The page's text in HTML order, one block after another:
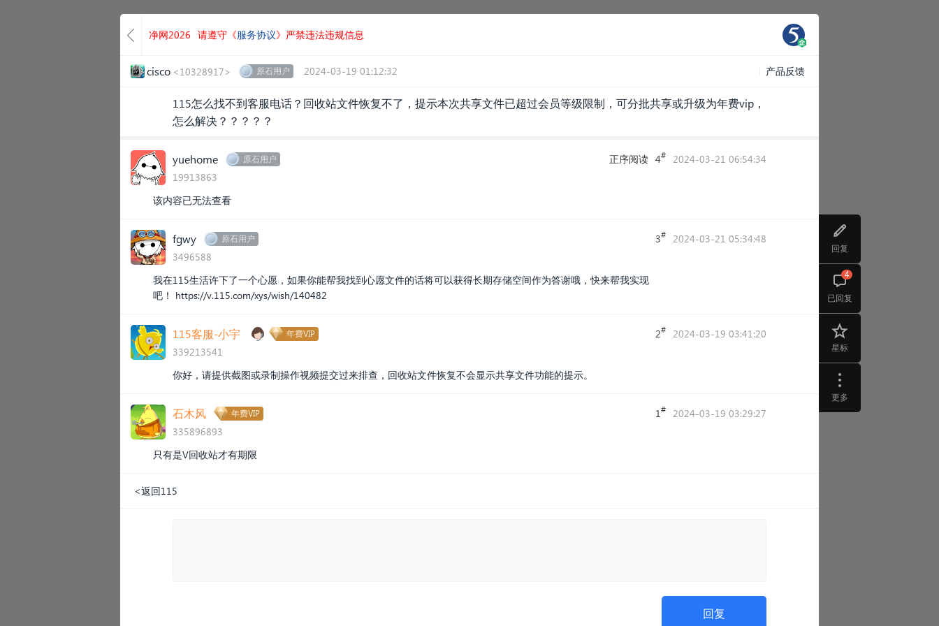
回复
已回复
4
星标
更多
净网2026 请遵守《服务协议》严禁违法违规信息
cisco <10328917> 原石用户 2024-03-19 01:12:32 产品反馈
115怎么找不到客服电话？回收站文件恢复不了，提示本次共享文件已超过会员等级限制，可分批共享或升级为年费vip，
怎么解决？？？？？
yuehome 原石用户
19913863
正序阅读 4# 2024-03-21 06:54:34
该内容已无法查看
fgwy 原石用户
3496588
3# 2024-03-21 05:34:48
我在115生活许下了一个心愿，如果你能帮我找到心愿文件的话将可以获得长期存储空间作为答谢哦，快来帮我实现
吧！ https://v.115.com/xys/wish/140482
115客服-小宇 年费VIP
339213541
2# 2024-03-19 03:41:20
你好，请提供截图或录制操作视频提交过来排查，回收站文件恢复不会显示共享文件功能的提示。
石木风 年费VIP
335896893
1# 2024-03-19 03:29:27
只有是V回收站才有期限
<返回115
回复